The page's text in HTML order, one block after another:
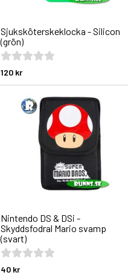
Sjuksköterskeklocka - Silicon
(grön)
120 kr
Nintendo DS & DSi -
Skyddsfodral Mario svamp
(svart)
40 kr